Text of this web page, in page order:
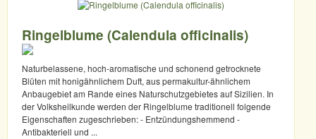
Ringelblume (Calendula officinalis)
Naturbelassene, hoch-aromatische und schonend getrocknete
Blüten mit honigähnlichem Duft, aus permakultur-ähnlichem
Anbaugebiet am Rande eines Naturschutzgebietes auf Sizilien. In
der Volksheilkunde werden der Ringelblume traditionell folgende
Eigenschaften zugeschrieben: - Entzündungshemmend -
Antibakteriell und ...